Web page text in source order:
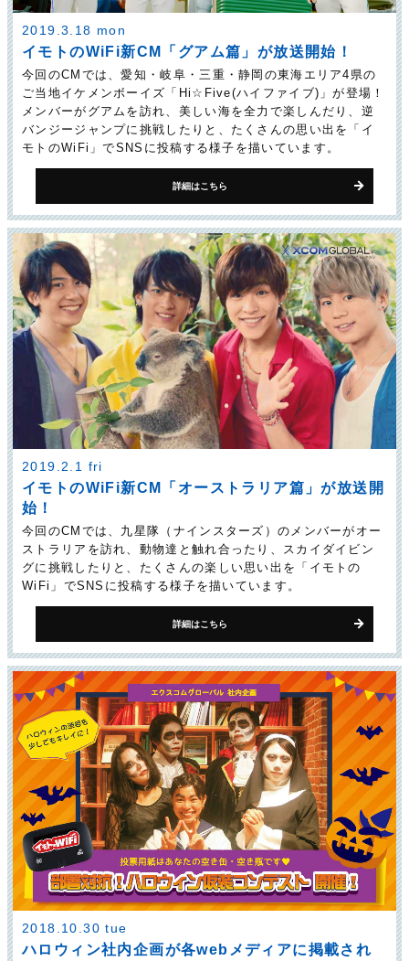
2019.3.18 mon
イモトのWiFi新CM「グアム篇」が放送開始！
今回のCMでは、愛知・岐阜・三重・静岡の東海エリア4県の
ご当地イケメンボーイズ「Hi☆Five(ハイファイブ)」が登場！
メンバーがグアムを訪れ、美しい海を全力で楽しんだり、逆
バンジージャンプに挑戦したりと、たくさんの思い出を「イ
モトのWiFi」でSNSに投稿する様子を描いています。
詳細はこちら
2019.2.1 fri
イモトのWiFi新CM「オーストラリア篇」が放送開
始！
今回のCMでは、九星隊（ナインスターズ）のメンバーがオー
ストラリアを訪れ、動物達と触れ合ったり、スカイダイビン
グに挑戦したりと、たくさんの楽しい思い出を「イモトの
WiFi」でSNSに投稿する様子を描いています。
詳細はこちら
2018.10.30 tue
ハロウィン社内企画が各webメディアに掲載され